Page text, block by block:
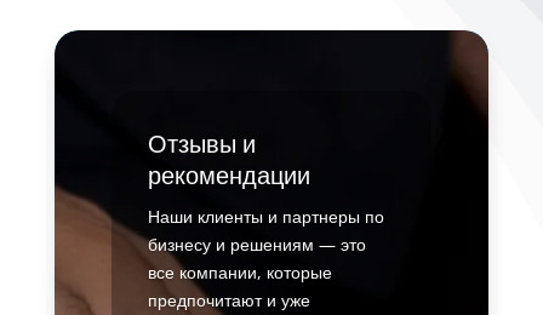
Отзывы и
рекомендации
Наши клиенты и партнеры по
бизнесу и решениям — это
все компании, которые
предпочитают и уже